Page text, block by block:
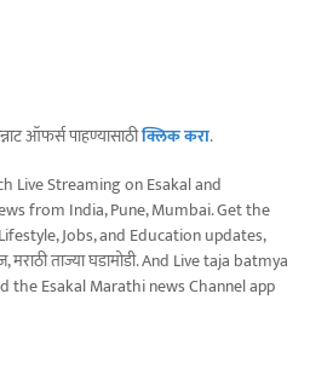
ऑफर्स पाहण्यासाठीक्लिक करा.
Live Streaming on Esakal and
from India, Pune, Mumbai. Get the
Jobs, and Education updates,
मराठी ताज्या घडामोडी. And Live taja batmya
the Esakal Marathi news Channel app